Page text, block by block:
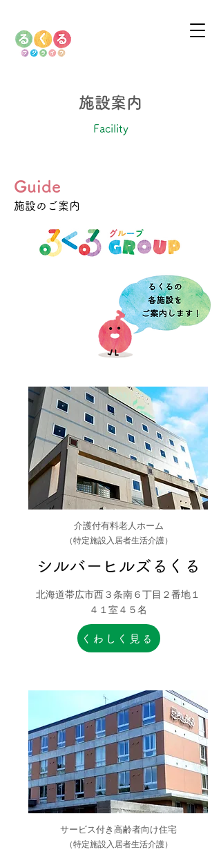
施設案内
Facility
Guide
施設のご案内
介護付有料老人ホーム
（特定施設入居者生活介護）
シルバーヒルズるくる
北海道帯広市西３条南６丁目２番地１
４１室４５名
くわしく見る
サービス付き高齢者向け住宅
（特定施設入居者生活介護）